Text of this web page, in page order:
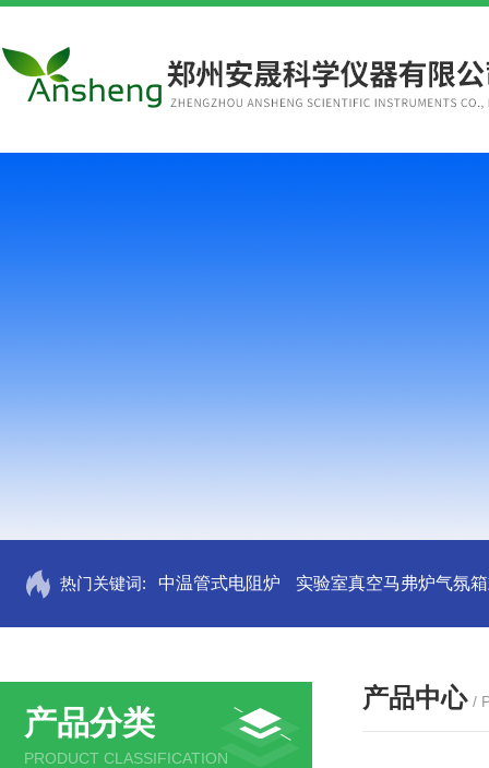
热门关键词: 中温管式电阻炉 实验室真空马弗炉气氛
产品分类
PRODUCT CLASSIFICATION
产品中心 /